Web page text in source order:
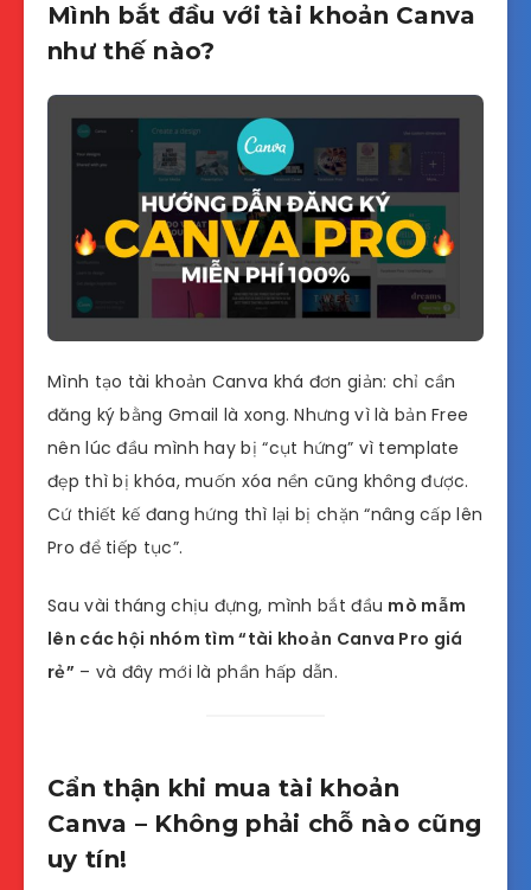
Mình bắt đầu với tài khoản Canva
như thế nào?
Mình tạo tài khoản Canva khá đơn giản: chỉ cần
đăng ký bằng Gmail là xong. Nhưng vì là bản Free
nên lúc đầu mình hay bị “cụt hứng” vì template
đẹp thì bị khóa, muốn xóa nền cũng không được.
Cứ thiết kế đang hứng thì lại bị chặn “nâng cấp lên
Pro để tiếp tục”.
Sau vài tháng chịu đựng, mình bắt đầu mò mẫm
lên các hội nhóm tìm “tài khoản Canva Pro giá
rẻ” – và đây mới là phần hấp dẫn.
Cẩn thận khi mua tài khoản
Canva – Không phải chỗ nào cũng
uy tín!